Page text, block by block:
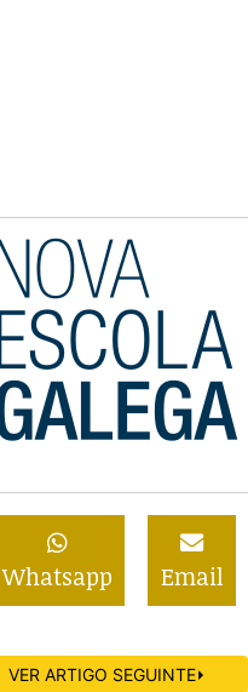
Whatsapp Email
VER ARTIGO SEGUINTE⏵